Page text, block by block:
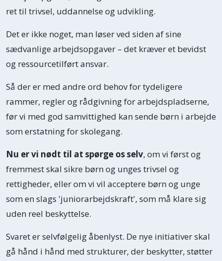
ret til trivsel, uddannelse og udvikling.
Det er ikke noget, man løser ved siden af sine
sædvanlige arbejdsopgaver – det kræver et bevidst
og ressourcetilført ansvar.
Så der er med andre ord behov for tydeligere
rammer, regler og rådgivning for arbejdspladserne,
før vi med god samvittighed kan sende børn i arbejde
som erstatning for skolegang.
Nu er vi nødt til at spørge os selv, om vi først og
fremmest skal sikre børn og unges trivsel og
rettigheder, eller om vi vil acceptere børn og unge
som en slags 'juniorarbejdskraft', som må klare sig
uden reel beskyttelse.
Svaret er selvfølgelig åbenlyst. De nye initiativer skal
gå hånd i hånd med strukturer, der beskytter, støtter